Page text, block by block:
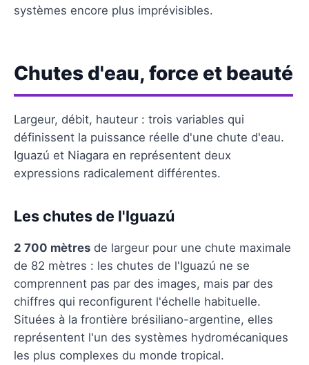
systèmes encore plus imprévisibles.
Chutes d'eau, force et beauté
Largeur, débit, hauteur : trois variables qui
définissent la puissance réelle d'une chute d'eau.
Iguazú et Niagara en représentent deux
expressions radicalement différentes.
Les chutes de l'Iguazú
2 700 mètres de largeur pour une chute maximale
de 82 mètres : les chutes de l'Iguazú ne se
comprennent pas par des images, mais par des
chiffres qui reconfigurent l'échelle habituelle.
Situées à la frontière brésiliano-argentine, elles
représentent l'un des systèmes hydromécaniques
les plus complexes du monde tropical.